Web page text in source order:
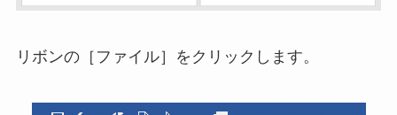
リボンの［ファイル］をクリックします。